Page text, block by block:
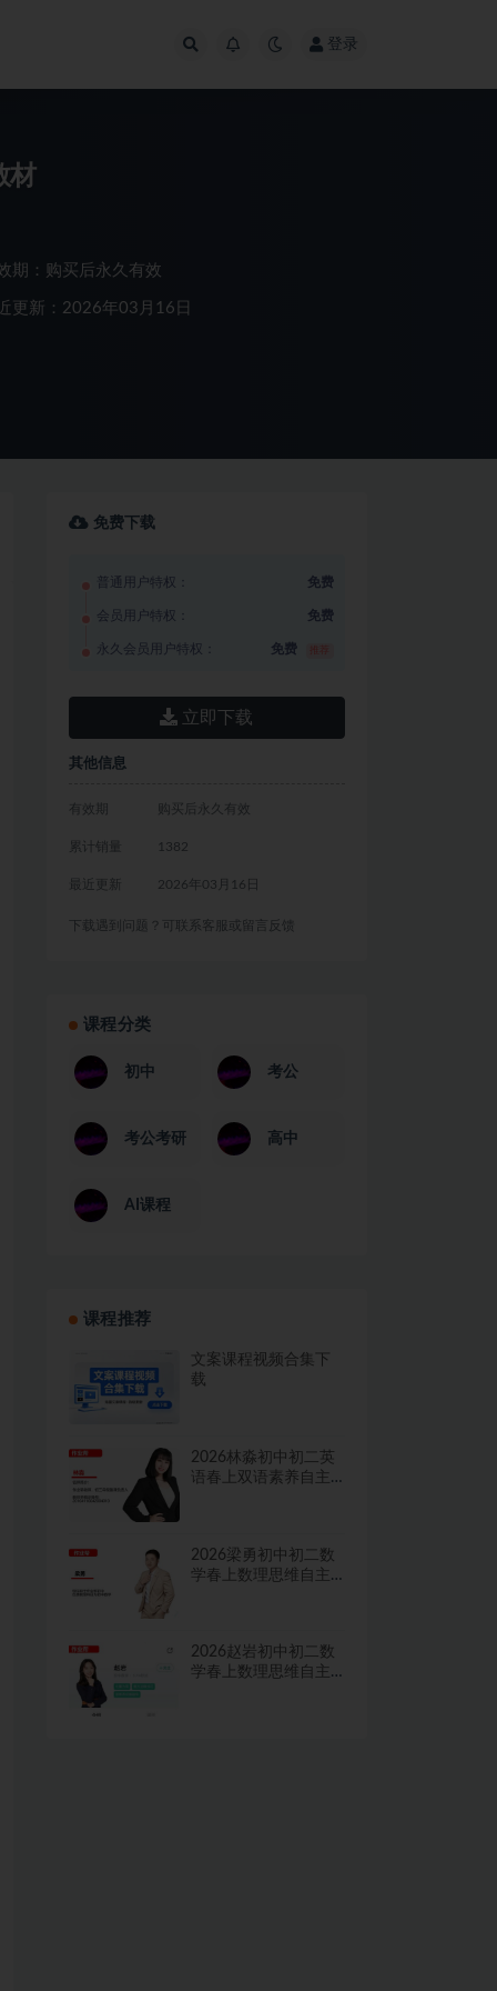
登录
材
期：购买后永久有效
更新：2026年03月16日
免费下载
普通用户特权： 免费
会员用户特权： 免费
永久会员用户特权： 免费
立即下载
其他信息
有效期 购买后永久有效
累计销量 1382
最近更新 2026年03月16日
下载遇到问题？可联系客服或留言反馈
课程分类
初中 考公
考公考研 高中
AI课程
课程推荐
文案课程视频合集下
载
2026林淼初中初二英
语春上双语素养自主
2026梁勇初中初二数
学春上数理思维自主
2026赵岩初中初二数
学春上数理思维自主